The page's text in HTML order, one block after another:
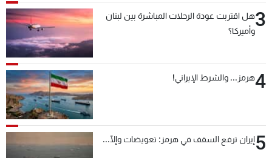
3هل اقتربت عودة الرحلات المباشرة بين لبنان
وأميركا؟
4هرمز... والشرط الإيراني!
5إيران ترفع السقف في هرمز: تعويضات وإلّا...